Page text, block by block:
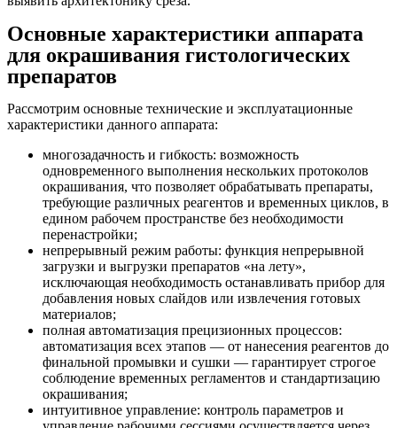
Основные характеристики аппарата
для окрашивания гистологических
препаратов
Рассмотрим основные технические и эксплуатационные
характеристики данного аппарата:
многозадачность и гибкость: возможность
одновременного выполнения нескольких протоколов
окрашивания, что позволяет обрабатывать препараты,
требующие различных реагентов и временных циклов, в
едином рабочем пространстве без необходимости
перенастройки;
непрерывный режим работы: функция непрерывной
загрузки и выгрузки препаратов «на лету»,
исключающая необходимость останавливать прибор для
добавления новых слайдов или извлечения готовых
материалов;
полная автоматизация прецизионных процессов:
автоматизация всех этапов — от нанесения реагентов до
финальной промывки и сушки — гарантирует строгое
соблюдение временных регламентов и стандартизацию
окрашивания;
интуитивное управление: контроль параметров и